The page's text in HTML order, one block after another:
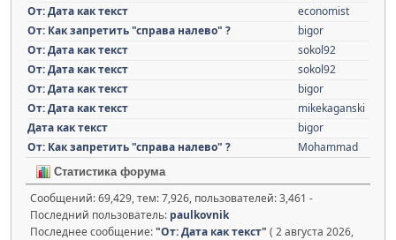
От: Дата как текст
economist
От: Как запретить "справа налево" ?
bigor
От: Дата как текст
sokol92
От: Дата как текст
sokol92
От: Дата как текст
bigor
От: Дата как текст
mikekaganski
Дата как текст
bigor
От: Как запретить "справа налево" ?
Mohammad
Статистика форума
Сообщений: 69,429, тем: 7,926, пользователей: 3,461 -
Последний пользователь: paulkovnik
Последнее сообщение:"От: Дата как текст" ( 2 августа 2026,